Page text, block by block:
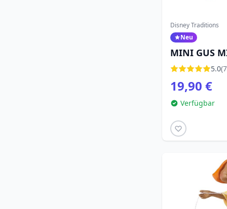
Disney Traditions
Neu
MINI GUS
- DISNEY 5.0
19,90 €
Verfügbar